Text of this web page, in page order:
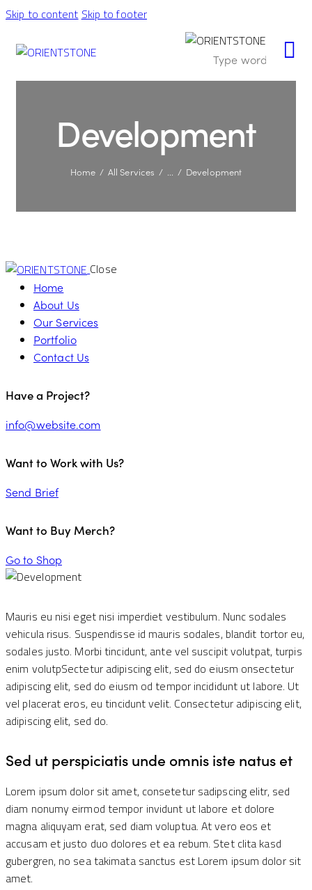
Skip to contentSkip to footer
Development
Home All Services Development
Close
Home
About Us
Our Services
Portfolio
Contact Us
Have a Project?
info@website.com
Want to Work with Us?
Send Brief
Want to Buy Merch?
Go to Shop
Mauris eu nisi eget nisi imperdiet vestibulum. Nunc sodales
vehicula risus. Suspendisse id mauris sodales, blandit tortor eu,
sodales justo. Morbi tincidunt, ante vel suscipit volutpat, turpis
enim volutpSectetur adipiscing elit, sed do eiusm onsectetur
adipiscing elit, sed do eiusm od tempor incididunt ut labore. Ut
vel placerat eros, eu tincidunt velit. Consectetur adipiscing elit,
adipiscing elit, sed do.
Sed ut perspiciatis unde omnis iste natus et
Lorem ipsum dolor sit amet, consetetur sadipscing elitr, sed
diam nonumy eirmod tempor invidunt ut labore et dolore
magna aliquyam erat, sed diam voluptua. At vero eos et
accusam et justo duo dolores et ea rebum. Stet clita kasd
gubergren, no sea takimata sanctus est Lorem ipsum dolor sit
amet.